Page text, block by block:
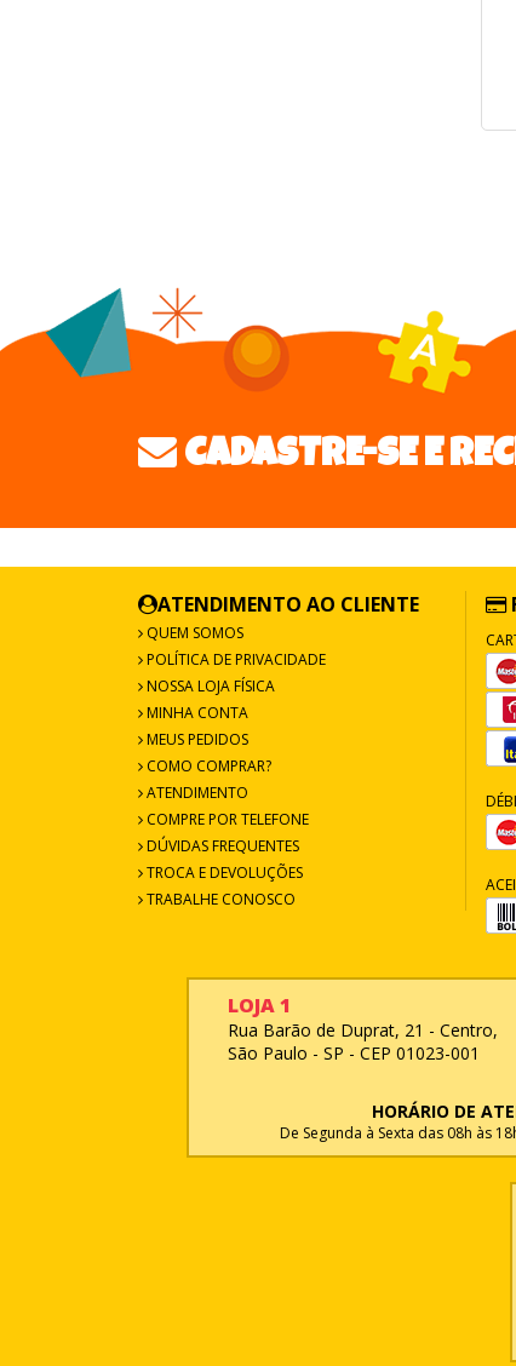
CADASTRE-SE E
ATENDIMENTO AO CLIENTE
QUEM SOMOS
POLÍTICA DE PRIVACIDADE
NOSSA LOJA FÍSICA
MINHA CONTA
MEUS PEDIDOS
COMO COMPRAR?
ATENDIMENTO
COMPRE POR TELEFONE
DÚVIDAS FREQUENTES
TROCA E DEVOLUÇÕES
TRABALHE CONOSCO
LOJA 1
Rua Barão de Duprat, 21 - Centro,
São Paulo - SP - CEP 01023-001
HORÁRIO DE
De Segunda à Sexta das 08h às